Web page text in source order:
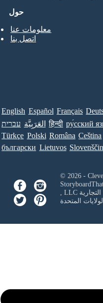
حول
معلومات عنا
اتصل بنا
English Español Français
עברית العَرَبِيَّة हिन्दी ру́сский
Türkçe Polski Româna Ceština
български Lietuvos
, LLCفي مكتب براءات الاختراع والعلامات التجارية
المتحدة